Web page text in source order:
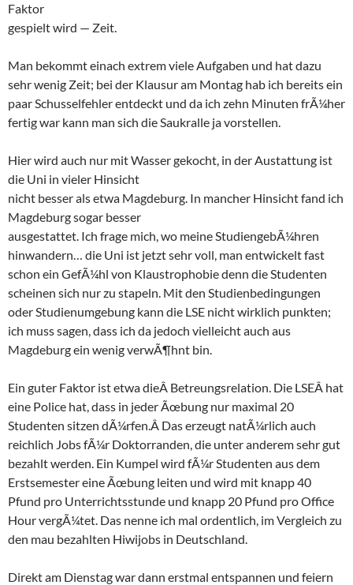
Faktor
gespielt wird — Zeit.
Man bekommt einach extrem viele Aufgaben und hat dazu
sehr wenig Zeit; bei der Klausur am Montag hab ich bereits ein
paar Schusselfehler entdeckt und da ich zehn Minuten frÃ¼her
fertig war kann man sich die Saukralle ja vorstellen.
Hier wird auch nur mit Wasser gekocht, in der Austattung ist
die Uni in vieler Hinsicht
nicht besser als etwa Magdeburg. In mancher Hinsicht fand ich
Magdeburg sogar besser
ausgestattet. Ich frage mich, wo meine StudiengebÃ¼hren
hinwandern… die Uni ist jetzt sehr voll, man entwickelt fast
schon ein GefÃ¼hl von Klaustrophobie denn die Studenten
scheinen sich nur zu stapeln. Mit den Studienbedingungen
oder Studienumgebung kann die LSE nicht wirklich punkten;
ich muss sagen, dass ich da jedoch vielleicht auch aus
Magdeburg ein wenig verwÃ¶hnt bin.
Ein guter Faktor ist etwa dieÂ Betreungsrelation. Die LSEÂ hat
eine Police hat, dass in jeder Ãœbung nur maximal 20
Studenten sitzen dÃ¼rfen.Â Das erzeugt natÃ¼rlich auch
reichlich Jobs fÃ¼r Doktorranden, die unter anderem sehr gut
bezahlt werden. Ein Kumpel wird fÃ¼r Studenten aus dem
Erstsemester eine Ãœbung leiten und wird mit knapp 40
Pfund pro Unterrichtsstunde und knapp 20 Pfund pro Office
Hour vergÃ¼tet. Das nenne ich mal ordentlich, im Vergleich zu
den mau bezahlten Hiwijobs in Deutschland.
Direkt am Dienstag war dann erstmal entspannen und feiern